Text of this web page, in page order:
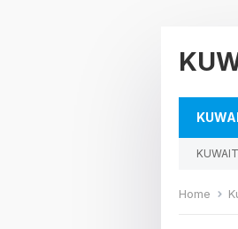
KUWAIT
Home